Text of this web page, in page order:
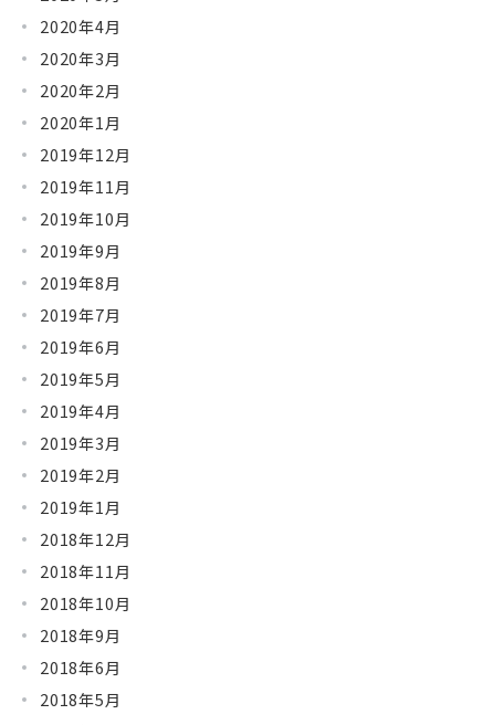
2020年4月
2020年3月
2020年2月
2020年1月
2019年12月
2019年11月
2019年10月
2019年9月
2019年8月
2019年7月
2019年6月
2019年5月
2019年4月
2019年3月
2019年2月
2019年1月
2018年12月
2018年11月
2018年10月
2018年9月
2018年6月
2018年5月